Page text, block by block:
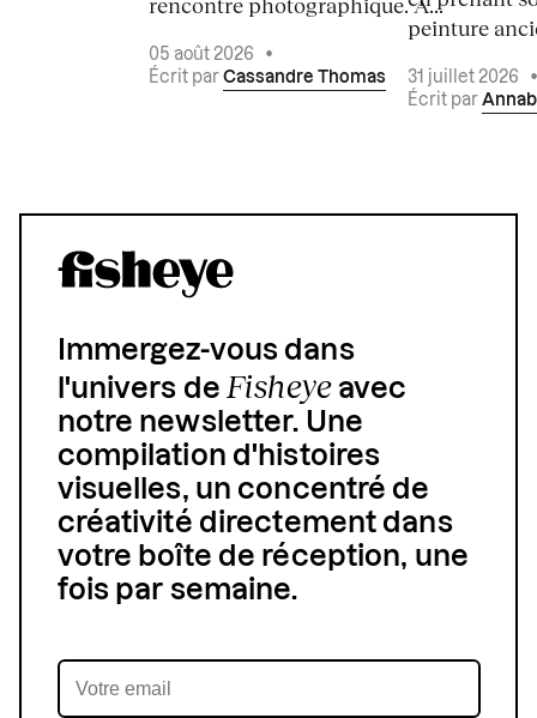
05 août 2026
•
Écrit par Cassandre Thomas
peinture
31 juillet 2026
Écrit par
Immergez-vous dans
l'univers deFisheyeavec
notre newsletter. Une
compilation d'histoires
visuelles, un concentré de
créativité directement dans
votre boîte de réception, une
fois par semaine.